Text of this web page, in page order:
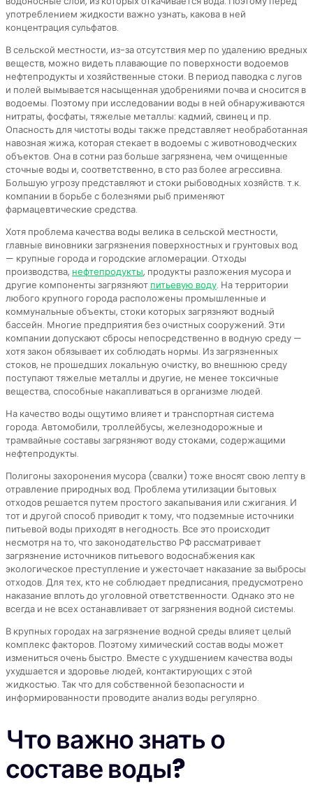
употреблением жидкости важно узнать, какова в ней
концентрация сульфатов.
В сельской местности, из-за отсутствия мер по удалению вредных
веществ, можно видеть плавающие по поверхности водоемов
нефтепродукты и хозяйственные стоки. В период паводка с лугов
и полей вымывается насыщенная удобрениями почва и сносится в
водоемы. Поэтому при исследовании воды в ней обнаруживаются
нитраты, фосфаты, тяжелые металлы: кадмий, свинец и пр.
Опасность для чистоты воды также представляет необработанная
навозная жижа, которая стекает в водоемы с животноводческих
объектов. Она в сотни раз больше загрязнена, чем очищенные
сточные воды и, соответственно, в сто раз более агрессивна.
Большую угрозу представляют и стоки рыбоводных хозяйств. т.к.
компании в борьбе с болезнями рыб применяют
фармацевтические средства.
Хотя проблема качества воды велика в сельской местности,
главные виновники загрязнения поверхностных и грунтовых вод
— крупные города и городские агломерации. Отходы
производства, нефтепродукты, продукты разложения мусора и
другие компоненты загрязняют питьевую воду. На территории
любого крупного города расположены промышленные и
коммунальные объекты, стоки которых загрязняют водный
бассейн. Многие предприятия без очистных сооружений. Эти
компании допускают сбросы непосредственно в водную среду —
хотя закон обязывает их соблюдать нормы. Из загрязненных
стоков, не прошедших локальную очистку, во внешнюю среду
поступают тяжелые металлы и другие, не менее токсичные
вещества, способные накапливаться в организме людей.
На качество воды ощутимо влияет и транспортная система
города. Автомобили, троллейбусы, железнодорожные и
трамвайные составы загрязняют воду стоками, содержащими
нефтепродукты.
Полигоны захоронения мусора (свалки) тоже вносят свою лепту в
отравление природных вод. Проблема утилизации бытовых
отходов решается путем простого закапывания или сжигания. И
тот и другой способ приводит к тому, что подземные источники
питьевой воды приходят в негодность. Все это происходит
несмотря на то, что законодательство РФ рассматривает
загрязнение источников питьевого водоснабжения как
экологическое преступление и ужесточает наказание за выбросы
отходов. Для тех, кто не соблюдает предписания, предусмотрено
наказание вплоть до уголовной ответственности. Однако это не
всегда и не всех останавливает от загрязнения водной системы.
В крупных городах на загрязнение водной среды влияет целый
комплекс факторов. Поэтому химический состав воды может
измениться очень быстро. Вместе с ухудшением качества воды
ухудшается и здоровье людей, контактирующих с этой
жидкостью. Так что для собственной безопасности и
информированности проводите анализ воды регулярно.
Что важно знать о
составе воды?